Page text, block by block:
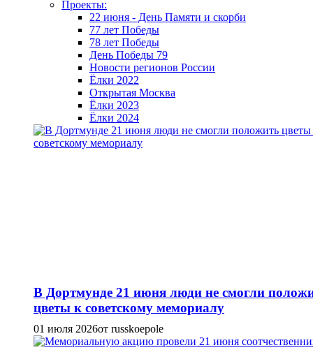
Проекты:
22 июня - День Памяти и скорби
77 лет Победы
78 лет Победы
День Победы 79
Новости регионов России
Ёлки 2022
Открытая Москва
Ёлки 2023
Ёлки 2024
В Дортмунде 21 июня люди не смогли
цветы к советскому мемориалу
01 июля 2026от russkoepole